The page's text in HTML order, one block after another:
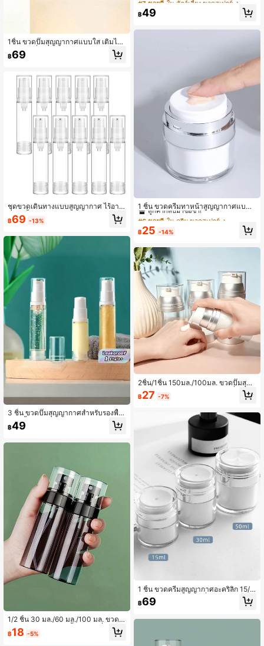
1ชิ้น ขวดปั๊มสุญญากาศแบบใส เติมได้,
กระปุกเครื่องสำอางสำหรับเดินทางสำห
รับโลชั่น, เซรั่ม, แชมพู, เหมาะสำหรับท
สำหรับฮาโลวีน, การเดินทางช่วงคริสต์
฿69
ชุดขวดเดินทางแบบสูญญากาศ ไร้อาก
าศ 5 ชิ้น ภาชนะสูบสูญญากาศสำหรับเ
ติมแป้ง เจล เอสเซนส์ โลชั่นบำรุงผิว ที่ม
฿69 -13%
3 ชิ้น ขวดปั๊มสุญญากาศสำหรับรองพื้น
ชนิดน้ำ ขนาด 5มล. 10มล. 15มล. ชุดภ
าชนะบรรจุโลชั่นขนาดพกพา 3 ชิ้น ขว
฿49
1/2 ชิ้น 30 มล./60 มล./100 มล. ขวดสุ
ญญากาศสำหรับรองพื้นและโลชั่น, อุปก
รณ์เสริมความงามสำหรับการเดินทางที่
฿18 -5%
รณ์เสริมการเดินทางสำหรับเครื่องสำอา
ง, ชุดขวดเดินทางสูญญากาศพร้อมสเป
ลูกค้ากลับมาซื้อซ้ำ!
ลูกค้ากลับมาซื้อซ้ำ!
#7 ขายดี
ลูกค้ากลับมาซื้อซ้ำ!
฿49
1 ชิ้น ขวดครีมทาหน้าสูญญากาศแบบปั๊
ม พกพาได้, ภาชนะพลาสติกสีขาว 15 ม
ล. สำหรับบำรุงผิว เหมาะสำหรับการเดิ
นทาง, ที่บ้าน, ห้องนอน, ห้องน้ำ, ของตก
น, งานปาร์ตี้, วันเกิด, ของขวัญสำหรับผู้
ชาย, แม่, พ่อ, เพื่อน, ปีใหม่, อุปกรณ์เสริ
ม, ของขวัญสนุกๆ
ลูกค้ากลับมาซื้อซ้ำ!
#6 ขายดี ใน ครีม ขวดสเปรย์
ลูกค้ากลับมาซื้อซ้ำ!
#6 ขายดี ใน ครีม ขวดสเปรย์
ลูกค้ากลับมาซื้อซ้ำ!
#6 ขายดี ใน ครีม ขวดสเปรย์
ลูกค้ากลับมาซื้อซ้ำ!
฿25 -14%
2ชิ้น/1ชิ้น 150มล./100มล. ขวดปั๊มสุญ
ญากาศขนาดใหญ่; ขวดจ่ายโลชั่นสุญญ
ากาศสำหรับล้างหน้าอะคริลิก; ขวดจ่าย
ติมได้สำหรับเดินทาง
฿27 -7%
1 ชิ้น ขวดครีมสูญญากาศอะคริลิก 15/3
0/50 มล. ขวดครีมโลชั่นปิดสนิท สำหรั
บการเดินทางกลางแจ้ง ห้องนั่งเล่น บ้าน
ช้ในการเดินทาง งานแต่งงาน งานปาร์
ใหม่ อุปกรณ์เสริม ของขวัญสนุกสนาน
฿69